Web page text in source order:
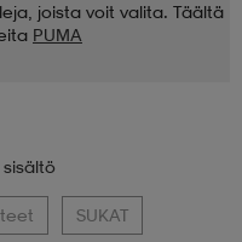
joista voit valita. Täältä
PUMA
SUKAT